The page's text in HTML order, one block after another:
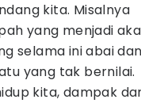
kita. Misalnya
yang menjadi
selama ini abai dan
yang tak bernilai.
kita, dampak